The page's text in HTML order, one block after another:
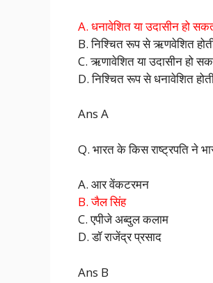
A. धनावेशित या उदासीन हो
B. निश्चित रूप से ऋणवेशित
C. ऋणावेशित या उदासीन हो
D. निश्चित रूप से धनावेशित
Ans A
Q. भारत के किस राष्ट्रपति ने
A. आर वेंकटरमन
B. जैल सिंह
C. एपीजे अब्दुल कलाम
D. डॉ राजेंद्र प्रसाद
Ans B